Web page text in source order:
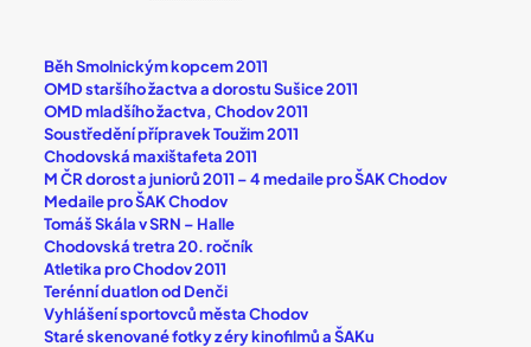
Běh Smolnickým kopcem 2011
OMD staršího žactva a dorostu Sušice 2011
OMD mladšího žactva, Chodov 2011
Soustředění přípravek Toužim 2011
Chodovská maxištafeta 2011
M ČR dorost a juniorů 2011 –4 medaile pro ŠAK Chodov
Medaile pro ŠAK Chodov
Tomáš Skála v SRN – Halle
Chodovská tretra 20. ročník
Atletika pro Chodov 2011
Terénní duatlon od Denči
Vyhlášení sportovců města Chodov
Staré skenované fotky z éry kinofilmů a ŠAKu